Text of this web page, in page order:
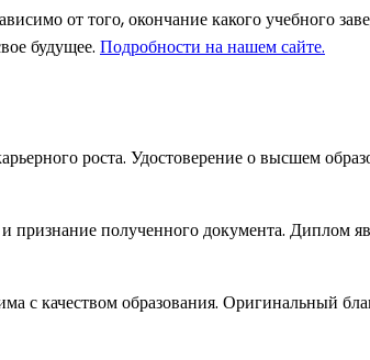
от того, окончание какого учебного
будущее. Подробности на нашем сайте.
роста. Удостоверение о высшем
признание полученного документа. Диплом
с качеством образования. Оригинальный